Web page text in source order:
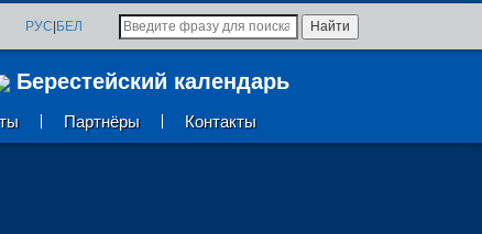
РУС|БЕЛ
Берестейский календарь
Партнёры Контакты